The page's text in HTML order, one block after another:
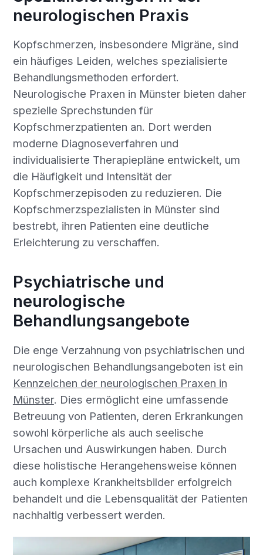
neurologischen Praxis
Kopfschmerzen, insbesondere Migräne, sind
ein häufiges Leiden, welches spezialisierte
Behandlungsmethoden erfordert.
Neurologische Praxen in Münster bieten daher
spezielle Sprechstunden für
Kopfschmerzpatienten an. Dort werden
moderne Diagnoseverfahren und
individualisierte Therapiepläne entwickelt, um
die Häufigkeit und Intensität der
Kopfschmerzepisoden zu reduzieren. Die
Kopfschmerzspezialisten in Münster sind
bestrebt, ihren Patienten eine deutliche
Erleichterung zu verschaffen.
Psychiatrische und
neurologische
Behandlungsangebote
Die enge Verzahnung von psychiatrischen und
neurologischen Behandlungsangeboten ist ein
Kennzeichen der neurologischen Praxen in
Münster. Dies ermöglicht eine umfassende
Betreuung von Patienten, deren Erkrankungen
sowohl körperliche als auch seelische
Ursachen und Auswirkungen haben. Durch
diese holistische Herangehensweise können
auch komplexe Krankheitsbilder erfolgreich
behandelt und die Lebensqualität der Patienten
nachhaltig verbessert werden.